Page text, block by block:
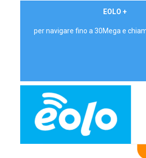
EOLO +
per navigare fino a 30Mega e